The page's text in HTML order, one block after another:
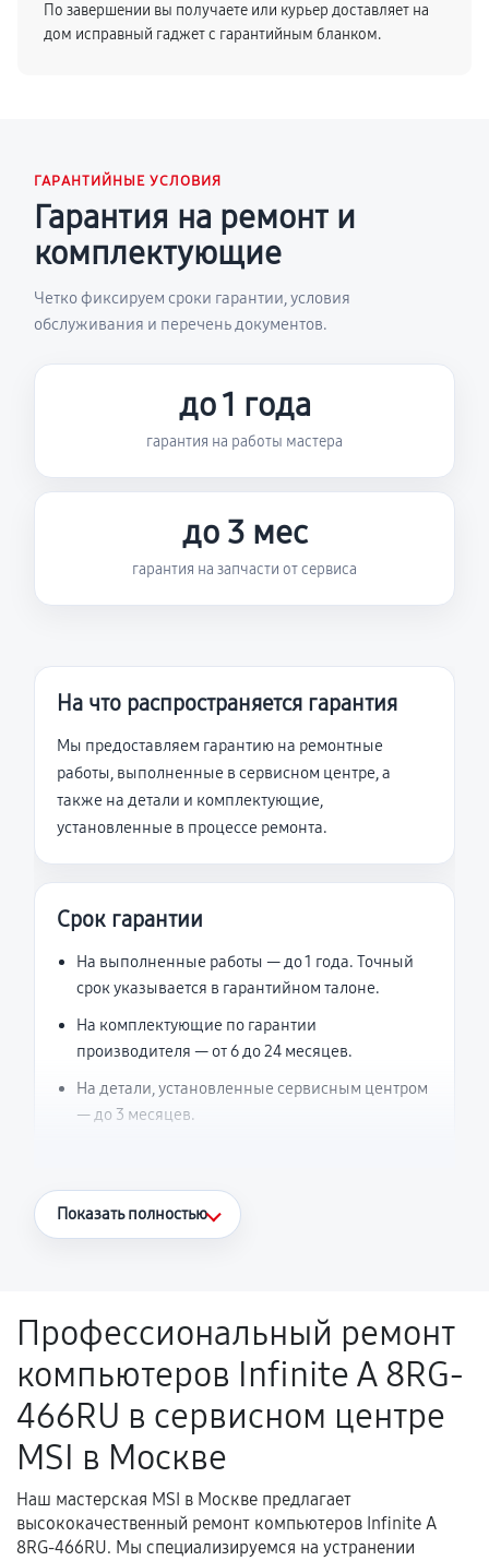
По завершении вы получаете или курьер доставляет на
дом исправный гаджет с гарантийным бланком.
ГАРАНТИЙНЫЕ УСЛОВИЯ
Гарантия на ремонт и
комплектующие
Четко фиксируем сроки гарантии, условия
обслуживания и перечень документов.
до 1 года
гарантия на работы мастера
до 3 мес
гарантия на запчасти от сервиса
На что распространяется гарантия
Мы предоставляем гарантию на ремонтные
работы, выполненные в сервисном центре, а
также на детали и комплектующие,
установленные в процессе ремонта.
Срок гарантии
На выполненные работы — до 1 года. Точный
срок указывается в гарантийном талоне.
На комплектующие по гарантии
производителя — от 6 до 24 месяцев.
На детали, установленные сервисным центром
— до 3 месяцев.
Что считается гарантийным случаем
Поломка установленной детали при
нормальной эксплуатации в течение
гарантийного срока.
Несоответствие комплектующей заявленным
техническим характеристикам.
Документы для подтверждения
Показать полностью
Профессиональный ремонт
компьютеров Infinite A 8RG-
466RU в сервисном центре
MSI в Москве
Наш мастерская MSI в Москве предлагает
высококачественный ремонт компьютеров Infinite A
8RG-466RU. Мы специализируемся на устранении